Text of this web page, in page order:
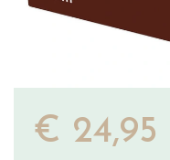
€ 24,95